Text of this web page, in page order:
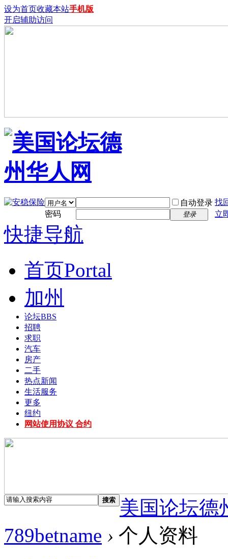
设为首页收藏本站手机版
开启辅助访问
自动登录 找
密码
登录 立
快捷导航
首页Portal
加州
论坛BBS
招聘
求职
汽车
房产
二手
热点新闻
生活服务
更多
纽约
网站使用协议 合约
搜索
美国论坛德
789betname › 个人资料